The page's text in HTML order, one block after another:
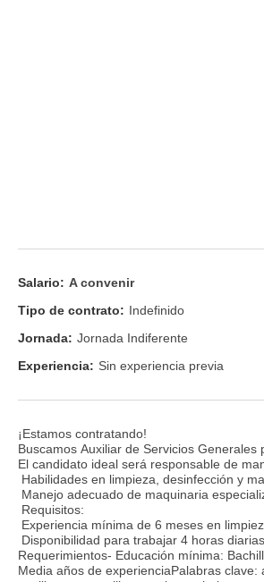
Salario: A convenir
Tipo de contrato: Indefinido
Jornada: Jornada Indiferente
Experiencia: Sin experiencia previa
¡Estamos contratando!
Buscamos Auxiliar de Servicios
El candidato ideal será responsable de
Habilidades en limpieza, desinfección y
Manejo adecuado de maquinaria
Requisitos:
Experiencia mínima de 6 meses en
Disponibilidad para trabajar 4 horas
Requerimientos- Educación mínima:
Media años de experienciaPalabras clave: